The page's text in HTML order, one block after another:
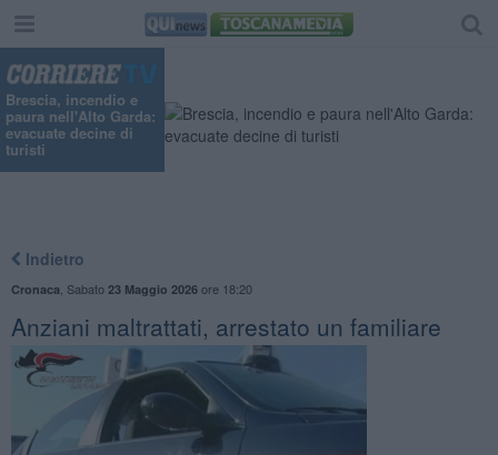
Brescia, incendio e
paura nell'Alto Garda:
evacuate decine di
turisti
Indietro
Cronaca Sabato 23 Maggio 2026ore 18:20
Anziani maltrattati, arrestato un familiare